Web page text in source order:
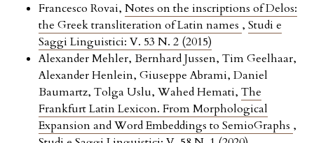
Francesco Rovai, Notes on the inscriptions of Delos:
the Greek transliteration of Latin names , Studi e
Saggi Linguistici: V. 53 N. 2 (2015)
Alexander Mehler, Bernhard Jussen, Tim Geelhaar,
Alexander Henlein, Giuseppe Abrami, Daniel
Baumartz, Tolga Uslu, Wahed Hemati, The
Frankfurt Latin Lexicon. From Morphological
Expansion and Word Embeddings to SemioGraphs ,